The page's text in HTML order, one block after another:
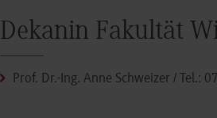
Dekanin Fakultät
Prof. Dr.-Ing. Anne Schweizer / Tel.: